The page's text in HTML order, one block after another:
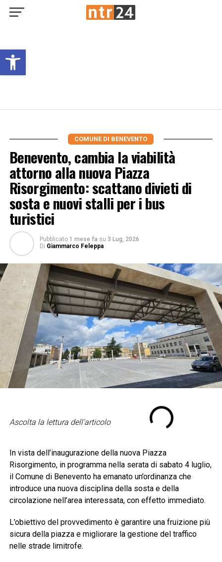
Open toolbar
COMUNE DI BENEVENTO
Benevento, cambia la viabilità
attorno alla nuova Piazza
Risorgimento: scattano divieti di
sosta e nuovi stalli per i bus
turistici
Pubblicato 1 mese fa su 3 Lug, 2026
Di Giammarco Feleppa
Ascolta la lettura dell'articolo
In vista dell’inaugurazione della nuova Piazza
Risorgimento, in programma nella serata di sabato 4 luglio,
il Comune di Benevento ha emanato un’ordinanza che
introduce una nuova disciplina della sosta e della
circolazione nell’area interessata, con effetto immediato.
L’obiettivo del provvedimento è garantire una fruizione più
sicura della piazza e migliorare la gestione del traffico
nelle strade limitrofe.